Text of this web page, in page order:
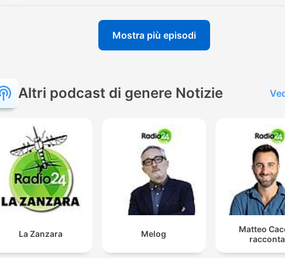
Mostra più episodi
Altri podcast di genere Notizie
La Zanzara Melog
Matteo
racconta